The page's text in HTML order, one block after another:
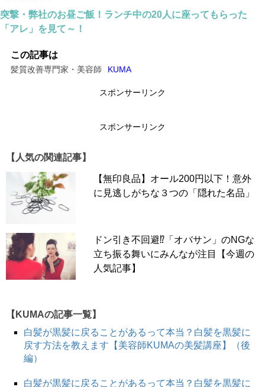
突撃・弊社のお昼ご飯！ランチ中の20人に座ってもらった
「アレ」を見て～！
この記事は
髪質改善専門家・美容師 KUMA
スポンサーリンク
スポンサーリンク
【人気の関連記事】
【無印良品】オール200円以下！意外
に見逃しがちな３つの「隠れた名品」
ドン引き不回避⁉「オバサン」のNGな
立ち振る舞いにみんなが注目【今週の
人気記事】
【KUMAの記事一覧】
白髪が黒髪に戻ることがあるって本当？白髪を黒髪に
戻す方法を教えます【美容師KUMAの美髪講座】（後
編）
白髪が黒髪に戻ることがあるって本当？白髪を黒髪に